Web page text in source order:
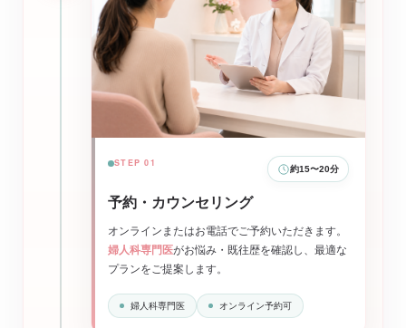
STEP 01
約15〜20分
予約・カウンセリング
オンラインまたはお電話でご予約いただきます。
婦人科専門医がお悩み・既往歴を確認し、最適な
プランをご提案します。
婦人科専門医 オンライン予約可